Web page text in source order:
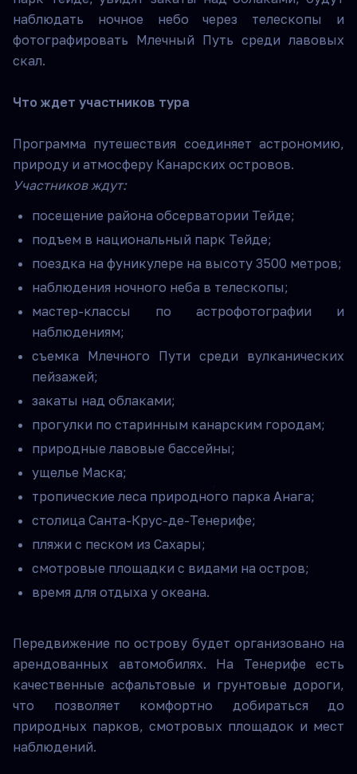
наблюдать ночное небо через телескопы и
фотографировать Млечный Путь среди лавовых
скал.
Что ждет участников тура
Программа путешествия соединяет астрономию,
природу и атмосферу Канарских островов.
Участников ждут:
посещение района обсерватории Тейде;
подъем в национальный парк Тейде;
поездка на фуникулере на высоту 3500 метров;
наблюдения ночного неба в телескопы;
мастер-классы по астрофотографии и
наблюдениям;
съемка Млечного Пути среди вулканических
пейзажей;
закаты над облаками;
прогулки по старинным канарским городам;
природные лавовые бассейны;
ущелье Маска;
тропические леса природного парка Анага;
столица Санта-Крус-де-Тенерифе;
пляжи с песком из Сахары;
смотровые площадки с видами на остров;
время для отдыха у океана.
Передвижение по острову будет организовано на
арендованных автомобилях. На Тенерифе есть
качественные асфальтовые и грунтовые дороги,
что позволяет комфортно добираться до
природных парков, смотровых площадок и мест
наблюдений.